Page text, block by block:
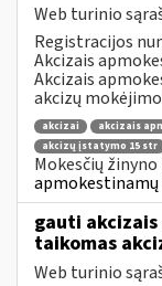
Web turinio
Registracijos
Akcizais
Akcizais
akcizų
akcizai
akcizais
akcizų įstatymo 15 str
Mokesčių
apmokestinamų
gauti
taikomas
Web turinio